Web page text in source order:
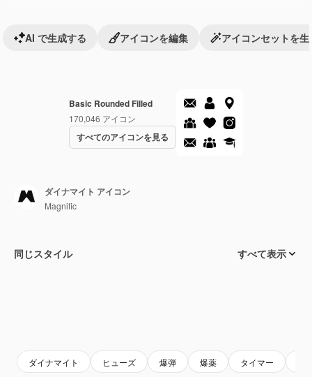
Basic Rounded Filled
170,046 アイコン
すべてのアイコンを見る
AI で生成する アイコンを編集 アイコンセットを生
ダイナマイト アイコン
Magnific
同じスタイル すべて表示
ダイナマイト ヒューズ 爆弾 爆薬 タイマー